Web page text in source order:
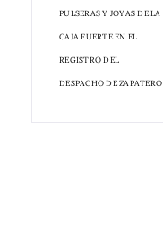
PULSERAS Y JOYAS DE LA
CAJA FUERTE EN EL
REGISTRO DEL
DESPACHO DE ZAPATERO